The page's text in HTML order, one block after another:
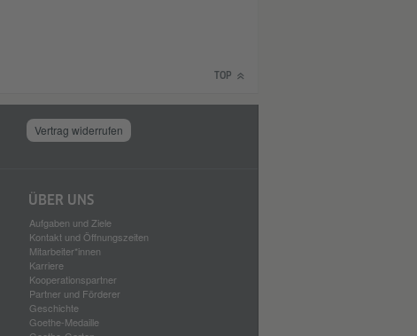
TOP
Vertrag widerrufen
ÜBER UNS
Aufgaben und Ziele
Kontakt und Öffnungszeiten
Mitarbeiter*innen
Karriere
Kooperationspartner
Partner und Förderer
Geschichte
Goethe-Medaille